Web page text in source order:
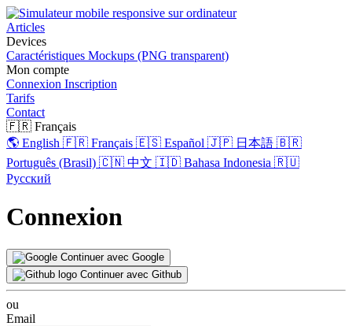
Articles
Devices
Caractéristiques Mockups (PNG transparent)
Mon compte
Connexion Inscription
Tarifs
Contact
🇫🇷 Français
🌎 English 🇫🇷 Français 🇪🇸 Español 🇯🇵 日本語 🇧🇷
Português (Brasil) 🇨🇳 中文 🇮🇩 Bahasa Indonesia 🇷🇺
Русский
Connexion
Continuer avec Google
Continuer avec Github
ou
Email